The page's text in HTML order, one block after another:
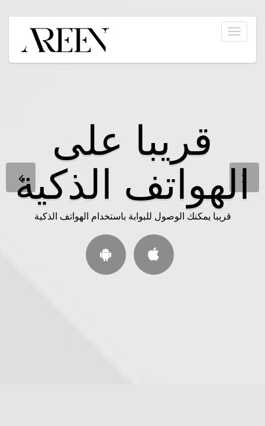
Toggle
navigation
قريبا على
الهواتف الذكية
قريبا يمكنك الوصول للبوابة باستخدام الهواتف الذكية
مرحبا بك في
بوابة
الموظفين
من هنا يمكنك الوصول الى جميع العلامات التجارية والتطبيقات
من مكان واحد